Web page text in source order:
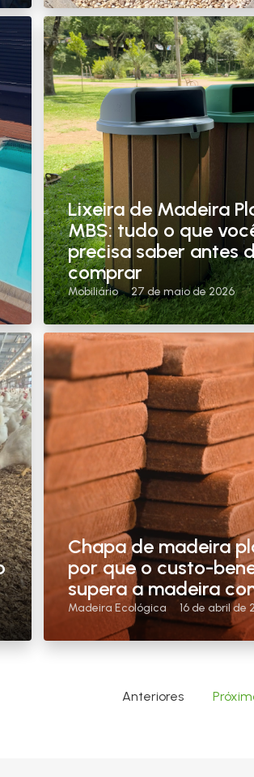
Lixeira de Madeira
MBS: tudo o que
precisa saber antes
comprar
Mobiliário 27 de maio de 2026
Chapa de madeira
por que o custo-
supera a madeira
Madeira Ecológica 16 de abril de
Anteriores